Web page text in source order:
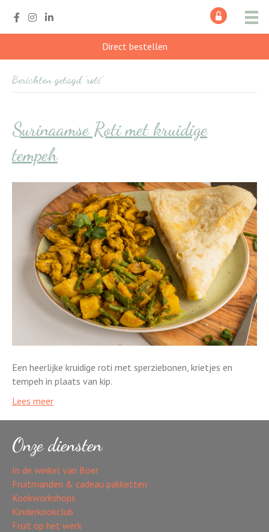
Direct bestellen
Berichten getagd ‘roti’
Surinaamse Roti met kruidige
tempeh
Een heerlijke kruidige roti met sperziebonen, krietjes en
tempeh in plaats van kip.
Lees meer
Onze diensten
In de winkel van Boer
Fruitmanden & cadeau pakketten
Kookworkshops
Kinderkookclub
Fruit op het werk